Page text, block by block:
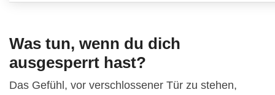
Was tun, wenn du dich
ausgesperrt hast?
Das Gefühl, vor verschlossener Tür zu stehen,